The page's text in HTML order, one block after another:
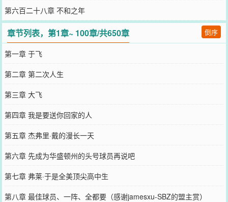
第六百二十八章 不和之年
章节列表，第1章~ 100章/共650章 倒序
第一章 于飞
第二章 第二次人生
第三章 大飞
第四章 我是要送你回家的人
第五章 杰弗里·戴的漫长一天
第六章 先成为华盛顿州的头号球员再说吧
第七章 弗莱·于是全美顶尖高中生
第八章 最佳球员、一阵、全都要（感谢jamesxu-SBZ的盟主赏）